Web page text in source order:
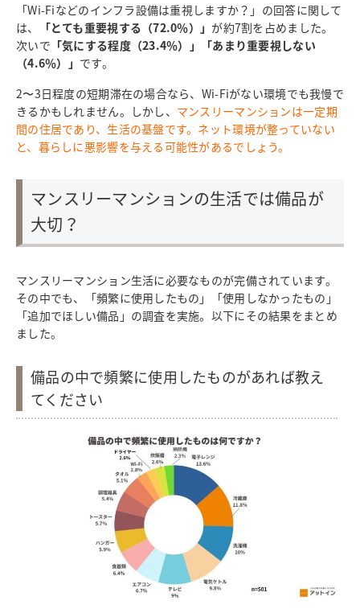
「Wi-Fiなどのインフラ設備は重視しますか？」の回答に関して
は、
「とても重要視する（72.0％）」 が約7割を占めました。
次いで 「気にする程度（23.4％）」「あまり重要視しない
（4.6％）」 です。
2〜3日程度の短期滞在の場合なら、Wi-Fiがない環境でも我慢で
きるかもしれません。しかし、 マンスリーマンションは一定期
間の住居であり、生活の基盤です。ネット環境が整っていない
と、暮らしに悪影響を与える可能性があるでしょう。
マンスリーマンションの生活では備品が
大切？
マンスリーマンション生活に必要なものが完備されています。
その中でも、「頻繁に使用したもの」「使用しなかったもの」
「追加でほしい備品」の調査を実施。以下にその結果をまとめ
ました。
備品の中で頻繁に使用したものがあれば教え
てください